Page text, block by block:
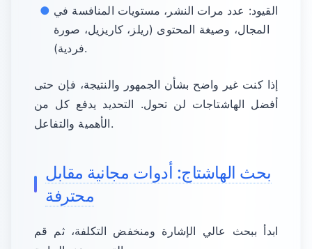
القيود: عدد مرات النشر، مستويات المنافسة في
المجال، وصيغة المحتوى (ريلز، كاريزيل، صورة
فردية).
إذا كنت غير واضح بشأن الجمهور والنتيجة، فإن حتى
أفضل الهاشتاجات لن تحول. التحديد يدفع كل من
الأهمية والتفاعل.
بحث الهاشتاج: أدوات مجانية مقابل
محترفة
ابدأ ببحث عالي الإشارة ومنخفض التكلفة، ثم قم